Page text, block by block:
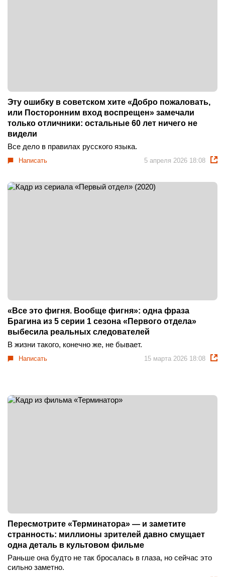
Эту ошибку в советском хите «Добро пожаловать,
или Посторонним вход воспрещен» замечали
только отличники: остальные 60 лет ничего не
видели
Все дело в правилах русского языка.
Написать 5 апреля 2026 18:08
«Все это фигня. Вообще фигня»: одна фраза
Брагина из 5 серии 1 сезона «Первого отдела»
выбесила реальных следователей
В жизни такого, конечно же, не бывает.
Написать 15 марта 2026 18:08
Пересмотрите «Терминатора» — и заметите
странность: миллионы зрителей давно смущает
одна деталь в культовом фильме
Раньше она будто не так бросалась в глаза, но сейчас это
сильно заметно.